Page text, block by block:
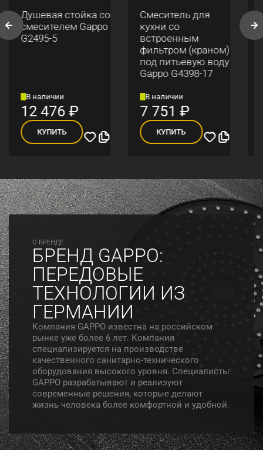
Душевая стойка со
смесителем Gappo
G2495-5
В наличии
12 476₽
КУПИТЬ
Смеситель для
кухни со
встроенным
фильтром (краном)
под питьевую воду
Gappo G4398-17
В наличии
7 751₽
КУПИТЬ
O БРЕНДЕ
БРЕНД GAPPO:
ПЕРЕДОВЫЕ
ТЕХНОЛОГИИ ИЗ
ГЕРМАНИИ
Компания GAPPO известна на российском
рынке уже более 6 лет. Компания
специализируется на производстве
качественного санитарно-технического
оборудования высокого уровня. Специалисты
GAPPO разрабатывают и реализуют
современные решения, которые делают
жизнь человека более комфортной и удобной.